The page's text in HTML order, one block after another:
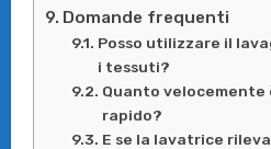
Domande frequenti
Posso utilizzare il
i tessuti?
Quanto velocemente
rapido?
E se la lavatrice